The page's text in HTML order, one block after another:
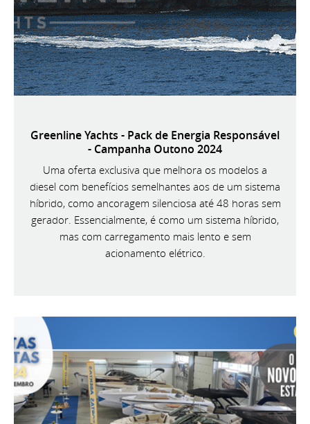
Greenline Yachts - Pack de Energia Responsável
- Campanha Outono 2024
Uma oferta exclusiva que melhora os modelos a
diesel com benefícios semelhantes aos de um sistema
híbrido, como ancoragem silenciosa até 48 horas sem
gerador. Essencialmente, é como um sistema híbrido,
mas com carregamento mais lento e sem
acionamento elétrico.